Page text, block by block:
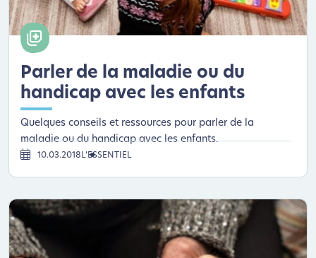
Parler de la maladie ou du
handicap avec les enfants
Quelques conseils et ressources pour parler de la
maladie ou du handicap avec les enfants.
10.03.2018 L’ESSENTIEL